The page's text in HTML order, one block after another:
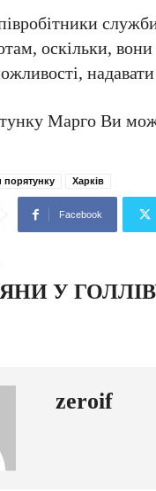
оскільки,
Марго Ви
порятунку Харків
Facebook
У
zeroif